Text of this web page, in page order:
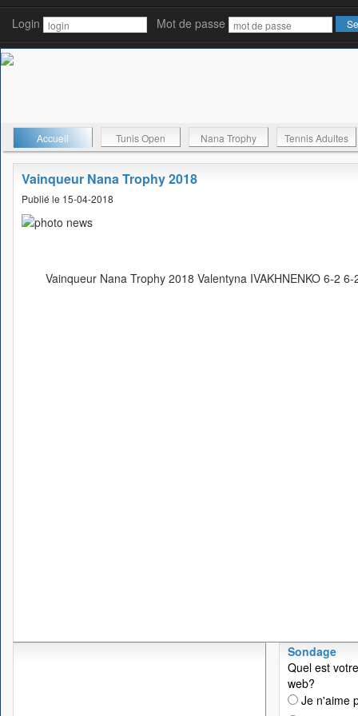
Login Mot de passe
Accueil Tunis Open Nana Trophy Tennis Adultes
Vainqueur Nana Trophy 2018
Publié le 15-04-2018
Vainqueur Nana Trophy 2018 Valentyna IVAKHNENKO 6-2 6-
Sondage
Quel est
web?
Je n'aime